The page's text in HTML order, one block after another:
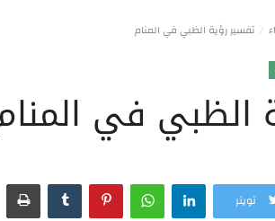
تفسير رؤية الظبي في المنام
الظبي في
تويتر